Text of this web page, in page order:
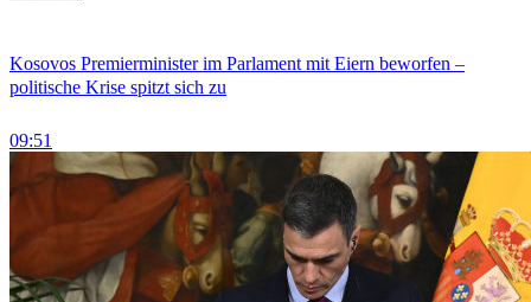
Kosovos Premierminister im Parlament mit Eiern beworfen –
politische Krise spitzt sich zu
09:51